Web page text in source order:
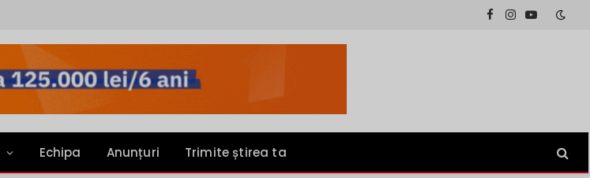
Facebook
InstagramYouTube
Echipa Anunțuri Trimite știrea ta